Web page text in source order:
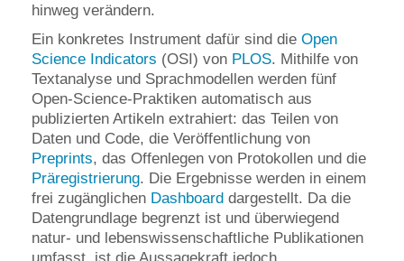
hinweg verändern.
Ein konkretes Instrument dafür sind die Open
Science Indicators (OSI) von PLOS. Mithilfe von
Textanalyse und Sprachmodellen werden fünf
Open-Science-Praktiken automatisch aus
publizierten Artikeln extrahiert: das Teilen von
Daten und Code, die Veröffentlichung von
Preprints, das Offenlegen von Protokollen und die
Präregistrierung. Die Ergebnisse werden in einem
frei zugänglichen Dashboard dargestellt. Da die
Datengrundlage begrenzt ist und überwiegend
natur- und lebenswissenschaftliche Publikationen